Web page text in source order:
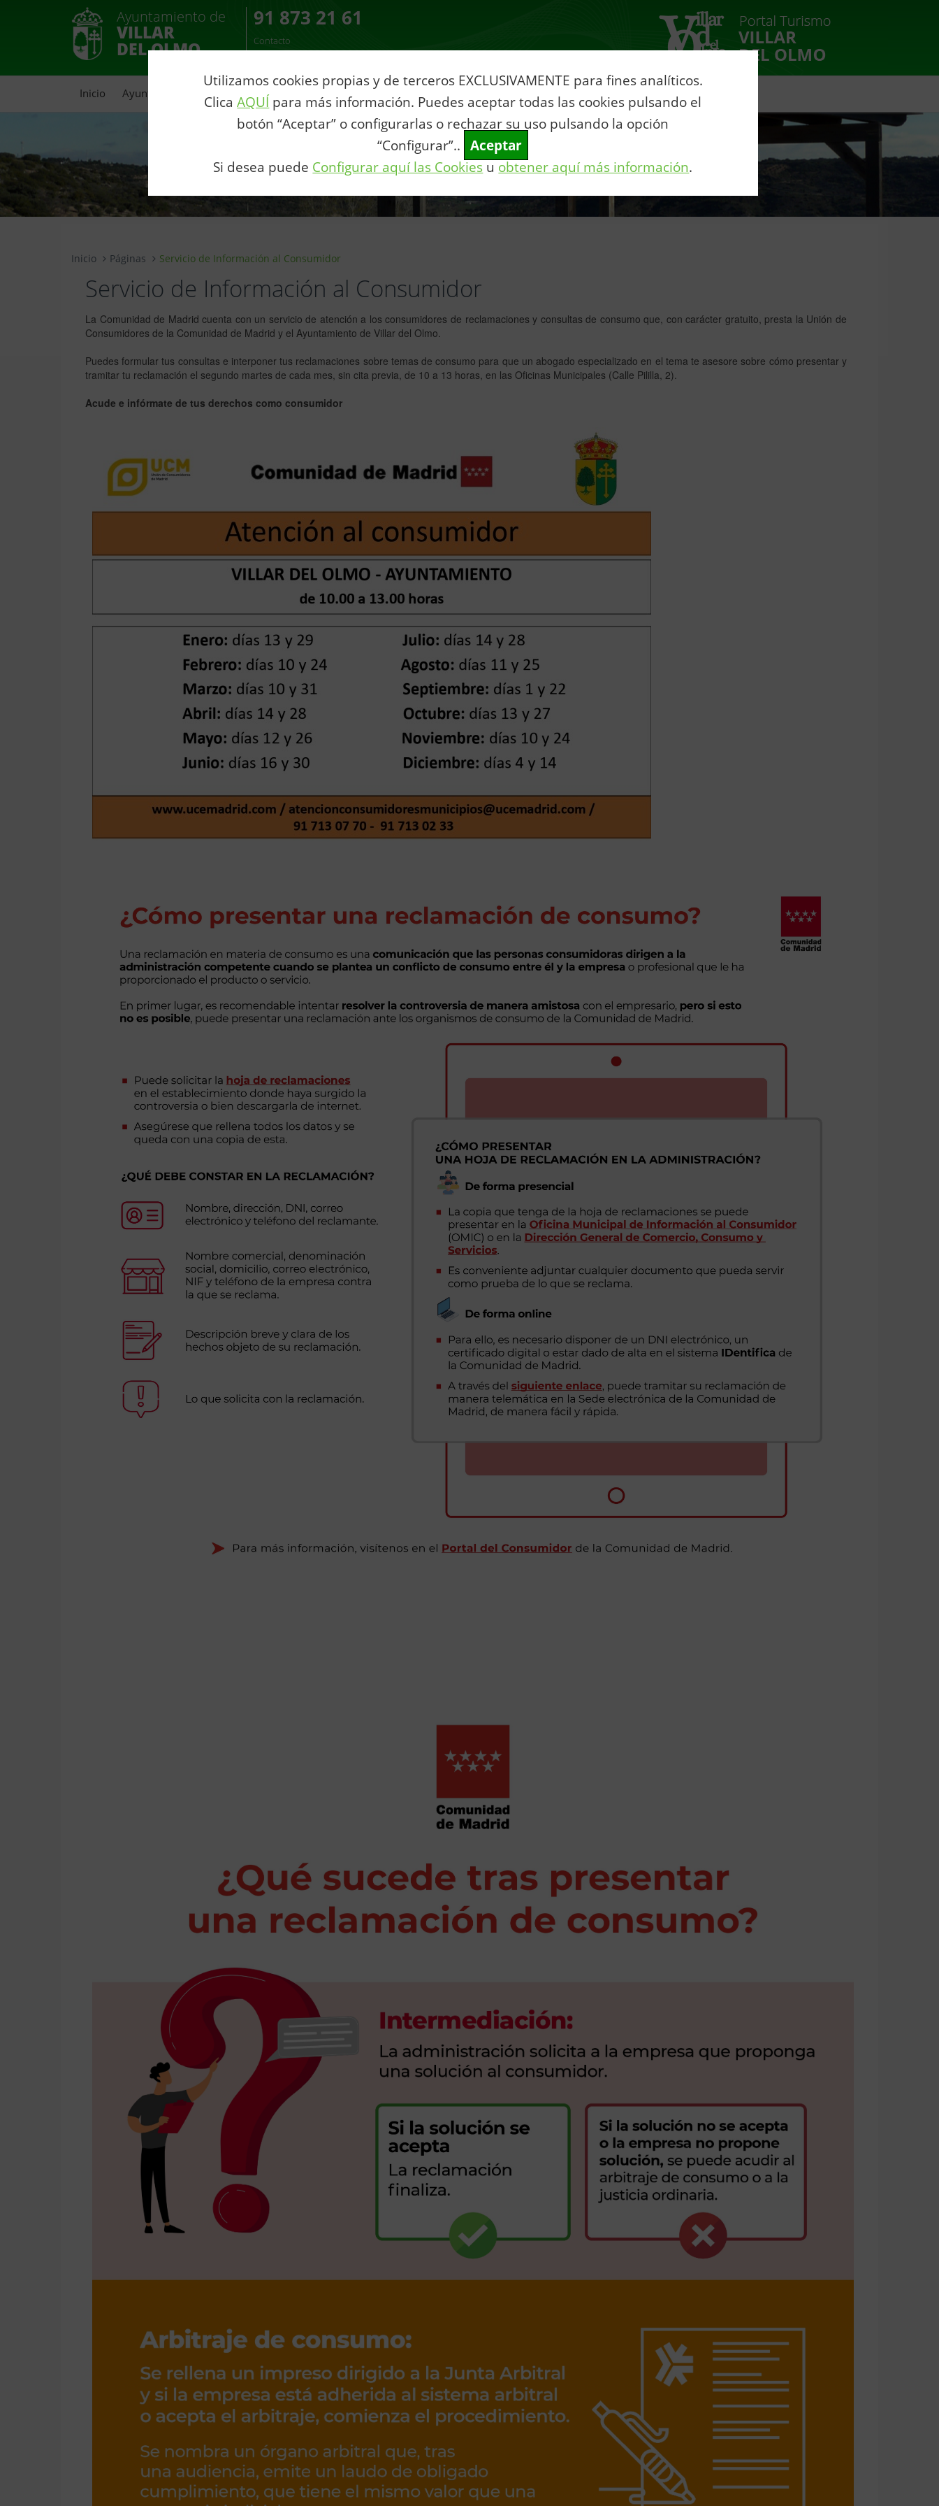
Utilizamos cookies propias y de terceros EXCLUSIVAMENTE para fines analíticos.
ClicaAQUÍ para más información. Puedes aceptar todas las cookies pulsando el
botón “Aceptar” o configurarlas o rechazar su uso pulsando la opción
“Configurar”..
Aceptar
Si desea puede Configurar aquí las Cookies u obtener aquí más información.
Ayuntamiento de
VILLAR
DEL OLMO
91 873 21 61
Contacto
Inicio Ayuntamiento Portal de Transparencia Servicios al Ciudadano Vive Villar Convenio Agua Eurovillas
Inicio Páginas Servicio de Información al Consumidor
Servicio de Información al Consumidor
La Comunidad de Madrid cuenta con un servicio de atención a los consumidores de reclamaciones y consultas de consumo que, con carácter gratuito, presta la Unión de
Consumidores de la Comunidad de Madrid y el Ayuntamiento de Villar del Olmo.
Puedes formular tus consultas e interponer tus reclamaciones sobre temas de consumo para que un abogado especializado en el tema te asesore sobre cómo presentar y
tramitar tu reclamación el segundo martes de cada mes, sin cita previa, de 10 a 13 horas, en las Oficinas Municipales (Calle Pililla, 2).
Acude e infórmate de tus derechos como consumidor